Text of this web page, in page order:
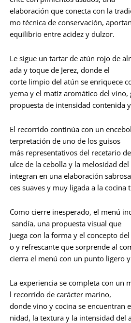
elaboración que conecta con la
mo técnica de conservación,
equilibrio entre acidez y dulzor.
Le sigue un tartar de atún rojo de
ada y toque de Jerez, donde el
corte limpio del atún se enriquece
yema y el matiz aromático del vino,
propuesta de intensidad contenida
El recorrido continúa con un
terpretación de uno de los guisos
más representativos del recetario
ulce de la cebolla y la melosidad del
integran en una elaboración
ces suaves y muy ligada a la cocina
Como cierre inesperado, el menú
sandía, una propuesta visual que
juega con la forma y el concepto
o y refrescante que sorprende al
cierra el menú con un punto ligero
La experiencia se completa con un
l recorrido de carácter marino,
donde vino y cocina se encuentran
nidad, la textura y la intensidad del